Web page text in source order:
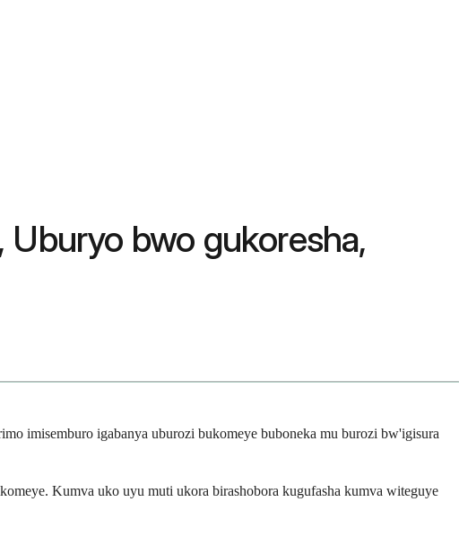
bwo gukoresha,
imisemburo igabanya uburozi bukomeye buboneka mu burozi bw'igisura
Kumva uko uyu muti ukora birashobora kugufasha kumva witeguye